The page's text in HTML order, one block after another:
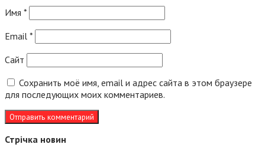
Имя *
Email *
Сайт
Сохранить моё имя, email и адрес сайта в этом браузере
для последующих моих комментариев.
Стрічка новин